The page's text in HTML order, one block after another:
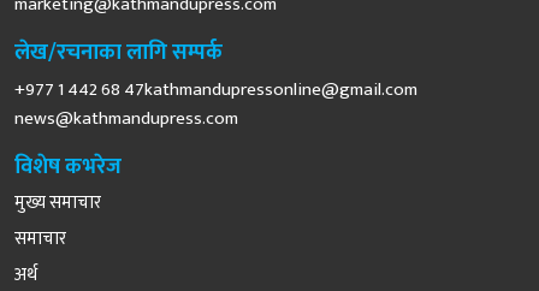
लेख/रचनाका लागि सम्पर्क
+977 1 442 68 47kathmandupressonline@gmail.com
news@kathmandupress.com
विशेष कभरेज
मुख्य समाचार
समाचार
अर्थ